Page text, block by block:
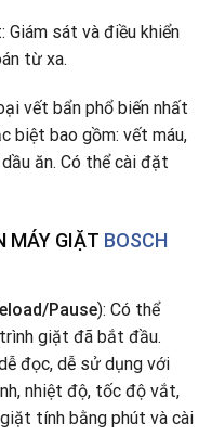
Giám sát và điều khiển
từ xa.
vết bẩn phổ biến nhất
biệt bao gồm: vết máu,
ăn. Có thể cài đặt
MÁY GIẶT BOSCH
Pause): Có thể
giặt đã bắt đầu.
đọc, dễ sử dụng với
nhiệt độ, tốc độ vắt,
tính bằng phút và cài